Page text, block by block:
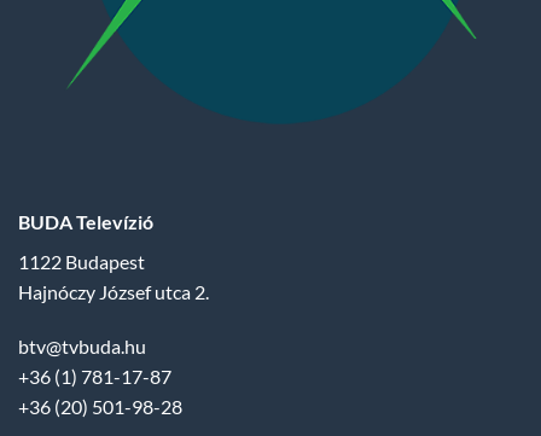
BUDA Televízió
1122 Budapest
Hajnóczy József utca 2.
btv@tvbuda.hu
+36 (1) 781-17-87
+36 (20) 501-98-28